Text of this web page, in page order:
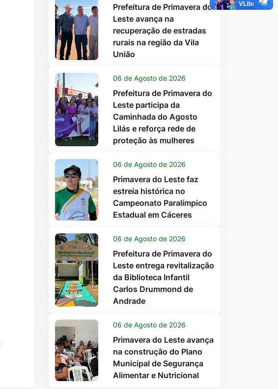
Prefeitura de Primavera do
Leste avança na
recuperação de estradas
rurais na região da Vila
União
06 de Agosto de 2026
Prefeitura de Primavera do
Leste participa da
Caminhada do Agosto
Lilás e reforça rede de
proteção às mulheres
06 de Agosto de 2026
Primavera do Leste faz
estreia histórica no
Campeonato Paralímpico
Estadual em Cáceres
06 de Agosto de 2026
Prefeitura de Primavera do
Leste entrega revitalização
da Biblioteca Infantil
Carlos Drummond de
Andrade
06 de Agosto de 2026
Primavera do Leste avança
na construção do Plano
Municipal de Segurança
Alimentar e Nutricional